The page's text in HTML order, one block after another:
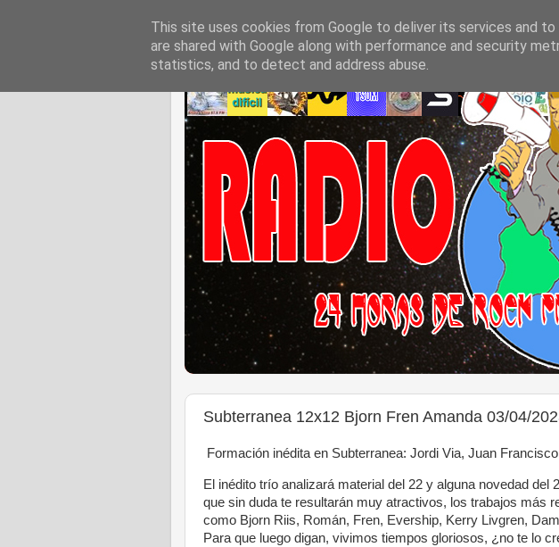
Subterranea 12x12 Bjorn Fren Amanda 03/04/
Formación inédita en Subterranea: Jordi Via, Juan
El inédito trío analizará material del 22 y alguna novedad del
que sin duda te resultarán muy atractivos, los trabajos más
como Bjorn Riis, Román, Fren, Evership, Kerry Livgren,
Para que luego digan, vivimos tiempos gloriosos, ¿no te lo
This site uses cookies from Google to deliver its services and
are shared with Google along with performance and security
statistics, and to detect and address abuse.